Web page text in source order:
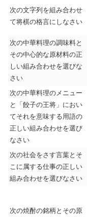
次の文字列を組み合わせ
て将棋の格言にしなさい
次の中華料理の調味料と
その中心的な原材料の正
しい組み合わせを選びな
さい
次の中華料理のメニュー
と「餃子の王将」におい
てそれを意味する用語の
正しい組み合わせを選び
なさい
次の社会をさす言葉とそ
こに属する仕事の正しい
組み合わせを選びなさい
次の焼酎の銘柄とその原